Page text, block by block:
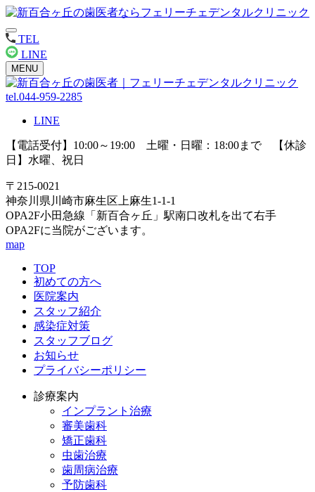
TEL
LINE
MENU
tel.044-959-2285
LINE
【電話受付】10:00～19:00 土曜・日曜：18:00まで 【休診
日】水曜、祝日
〒215-0021
神奈川県川崎市麻生区上麻生1-1-1
OPA2F小田急線「新百合ヶ丘」駅南口改札を出て右手
OPA2Fに当院がございます。
map
TOP
初めての方へ
医院案内
スタッフ紹介
感染症対策
スタッフブログ
お知らせ
プライバシーポリシー
診療案内
インプラント治療
審美歯科
矯正歯科
虫歯治療
歯周病治療
予防歯科